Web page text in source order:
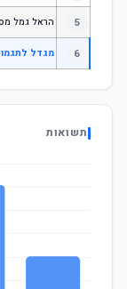
5
6
תשואות